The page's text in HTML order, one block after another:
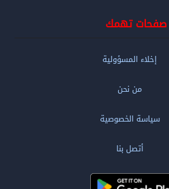
صفحات تهمك
إخلاء المسؤولية
من نحن
سياسة الخصوصية
أتصل بنا